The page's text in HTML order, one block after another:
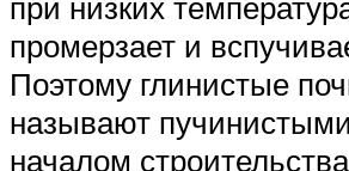
промерзает и
Поэтому глинистые
называют
началом строительства